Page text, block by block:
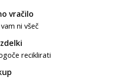
vračilo
ni všeč
reciklirati